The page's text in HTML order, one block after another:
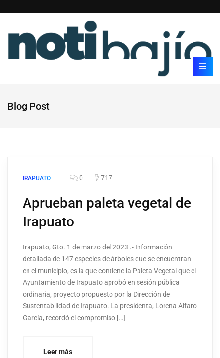
Blog Post
IRAPUATO 0 717
Aprueban paleta vegetal de
Irapuato
Irapuato, Gto. 1 de marzo del 2023 .- Información
detallada de 147 especies de árboles que se encuentran
en el municipio, es la que contiene la Paleta Vegetal que el
Ayuntamiento de Irapuato aprobó en sesión pública
ordinaria, proyecto propuesto por la Dirección de
Sustentabilidad de Irapuato. La presidenta, Lorena Alfaro
García, recordó el compromiso […]
Leer más